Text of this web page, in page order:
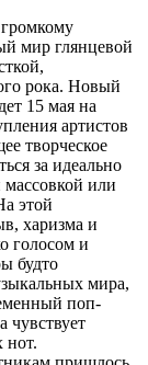
мир глянцевой
рока. Новый
15 мая на
артистов
творческое
за идеально
или
этой
харизма и
голосом и
будто
мира,
поп-
чувствует
нот.